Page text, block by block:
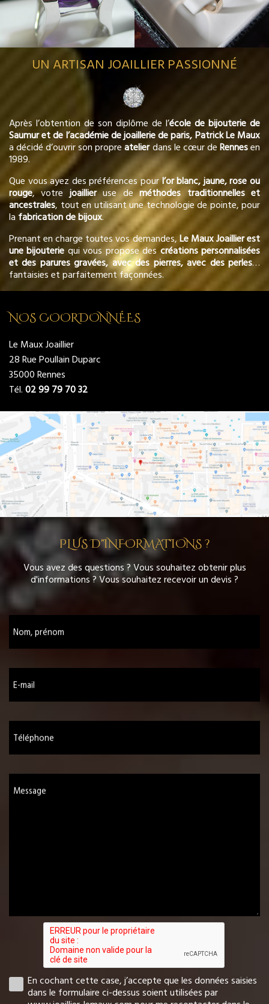
UN ARTISAN JOAILLIER PASSIONNÉ
Après l’obtention de son diplôme de l’école de bijouterie de
Saumur et de l’académie de joaillerie de paris, Patrick Le Maux
a décidé d’ouvrir son propreatelierdans le cœur deRennesen
1989.
Que vous ayez des préférences pourl’or blanc, jaune, rose ou
rouge, votrejoaillieruse deméthodes traditionnelles et
ancestrales, tout en utilisant une technologie de pointe, pour
la fabrication de bijoux.
Prenant en charge toutes vos demandes,Le Maux Joaillier est
une bijouterie qui vous propose des créations personnalisées
et des parures gravées, avec des pierres, avec des perles…
fantaisies et parfaitement façonnées.
NOS COORDONNÉES
Le Maux Joaillier
28 Rue Poullain Duparc
35000 Rennes
Tél.02 99 79 70 32
PLUS D'INFORMATIONS ?
Vous avez des questions ? Vous souhaitez obtenir plus
d'informations ? Vous souhaitez recevoir un devis ?
Nom, prénom
E-mail
Téléphone
Message
En cochant cette case, j’accepte que les données saisies
dans le formulaire ci-dessus soient utilisées par